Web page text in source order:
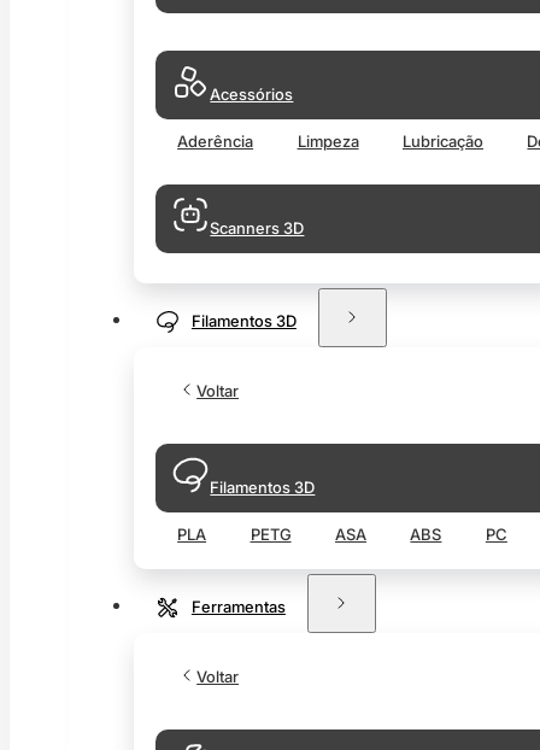
Acessórios
Aderência Limpeza Lubricação
Scanners 3D
Filamentos 3D
Voltar
Filamentos 3D
PLA PETG ASA ABS PC
Ferramentas
Voltar